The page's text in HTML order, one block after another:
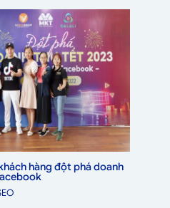
hàng đột phá doanh